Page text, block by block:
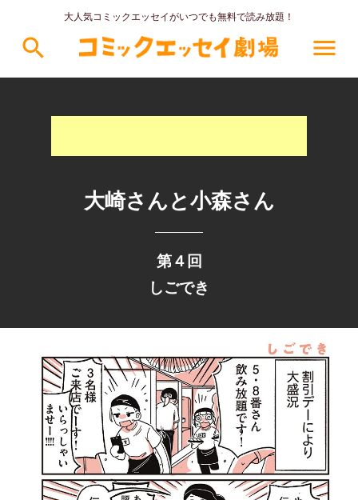
大人気コミックエッセイがいつでも無料で読み放題！
search menu
大崎さんと小森さん
第４回
しごでき